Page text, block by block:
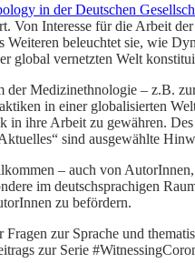
in der Deutschen
Interesse für die Arbeit
beleuchtet sie, wie
global vernetzten Welt
der Medizinethnologie – z.B.
in einer globalisierten
ihre Arbeit zu gewähren.
sind ausgewählte
– auch von
im deutschsprachigen
zu befördern.
zur Sprache und
zur Serie